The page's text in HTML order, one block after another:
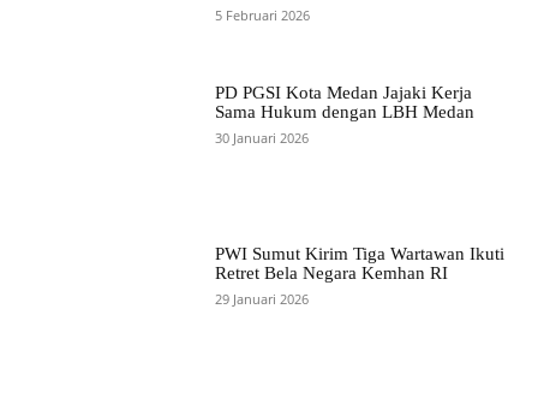
5 Februari 2026
PD PGSI Kota Medan Jajaki Kerja
Sama Hukum dengan LBH Medan
30 Januari 2026
PWI Sumut Kirim Tiga Wartawan Ikuti
Retret Bela Negara Kemhan RI
29 Januari 2026